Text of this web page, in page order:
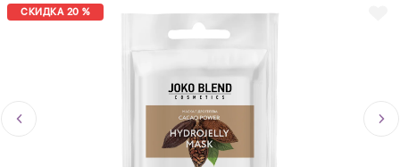
СКИДКА 20 %